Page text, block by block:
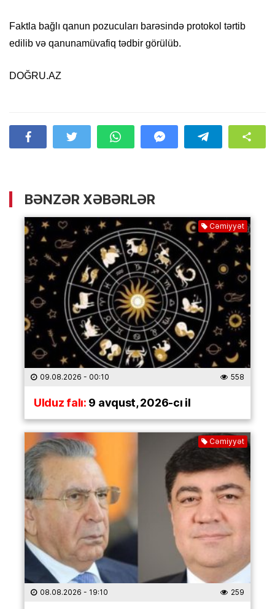
Faktla bağlı qanun pozucuları barəsində protokol tərtib
edilib və qanunamüvafiq tədbir görülüb.
DOĞRU.AZ
BƏNZƏR XƏBƏRLƏR
Cəmiyyət
09.08.2026 - 00:10 558
Ulduz falı:9 avqust, 2026-cı il
Cəmiyyət
08.08.2026 - 19:10 259